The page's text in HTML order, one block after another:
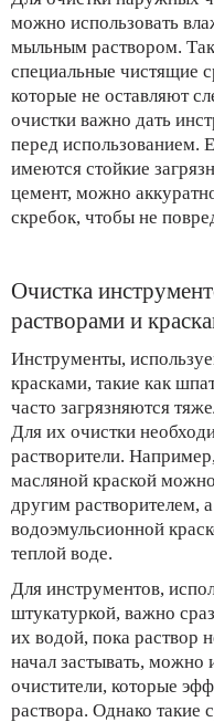
можно использовать
мыльным раствором.
специальные чистящие
которые не оставляют
очистки важно дать
перед использованием.
имеются стойкие
цемент, можно
скребок, чтобы не
Очистка
растворами и
Инструменты,
красками, такие как
часто загрязняются
Для их очистки
растворители.
масляной краской
другим растворителем,
водоэмульсионной
теплой воде.
Для инструментов,
штукатуркой, важно
их водой, пока раствор
начал застывать, можно
очистители, которые
раствора. Однако такие